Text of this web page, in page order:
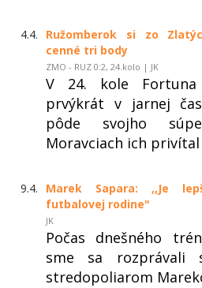
4.4.
Ružomberok si zo
cenné tri body
ZMO - RUZ 0:2, 24.kolo | JK
V 24. kole
prvýkrát v jarnej
pôde svojho
Moravciach ich
9.4.
Marek Sapara: ,,Je
futbalovej rodine"
JK
Počas dnešného
sme sa rozprávali
stredopoliarom